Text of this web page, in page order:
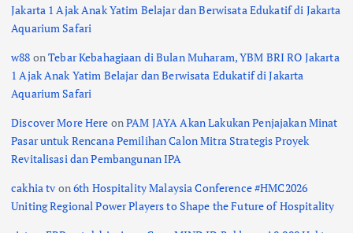
Jakarta 1 Ajak Anak Yatim Belajar dan Berwisata Edukatif di Jakarta
Aquarium Safari
w88 onTebar Kebahagiaan di Bulan Muharam, YBM BRI RO Jakarta
1 Ajak Anak Yatim Belajar dan Berwisata Edukatif di Jakarta
Aquarium Safari
Discover More Here onPAM JAYA Akan Lakukan Penjajakan Minat
Pasar untuk Rencana Pemilihan Calon Mitra Strategis Proyek
Revitalisasi dan Pembangunan IPA
cakhia tv on6th Hospitality Malaysia Conference #HMC2026
Uniting Regional Power Players to Shape the Future of Hospitality